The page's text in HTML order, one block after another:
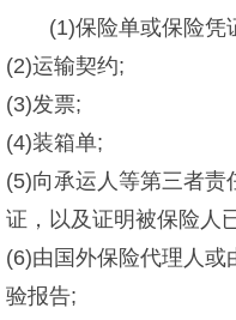
(1)保险单或保险凭
(2)运输契约;
(3)发票;
(4)装箱单;
(5)向承运人等第三者
证，以及证明被保险人
(6)由国外保险代理人或
验报告;